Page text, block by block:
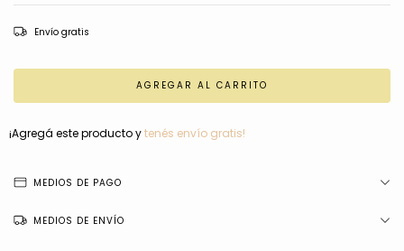
Envío gratis
¡Agregá este producto ytenés envío gratis!
MEDIOS DE PAGO
MEDIOS DE ENVÍO